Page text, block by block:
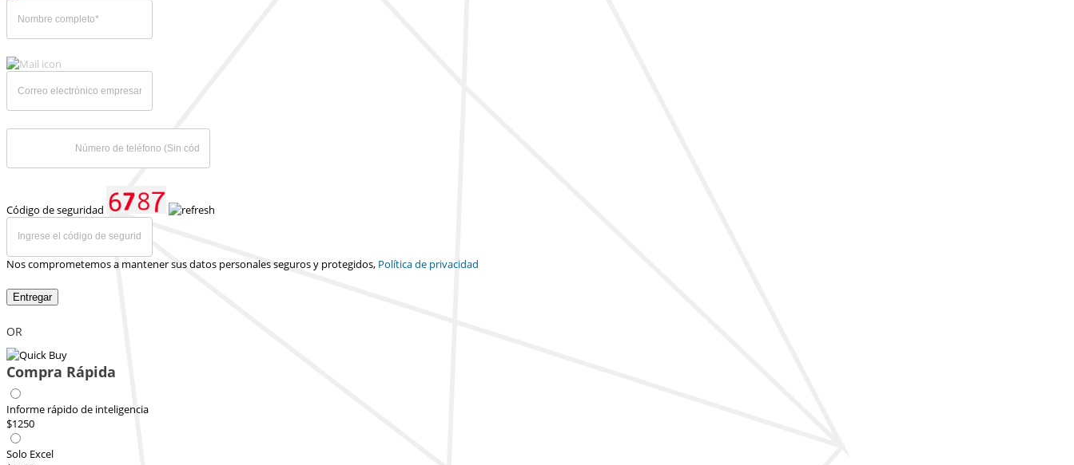
Código de seguridad
Nos comprometemos a mantener sus datos personales seguros y protegidos, Política de privacidad
Entregar
OR
Compra Rápida
Informe rápido de inteligencia
$1250
Solo Excel